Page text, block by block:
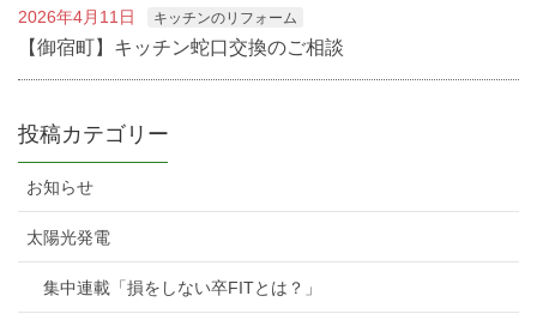
2026年4月11日 キッチンのリフォーム
【御宿町】キッチン蛇口交換のご相談
投稿カテゴリー
お知らせ
太陽光発電
集中連載「損をしない卒FITとは？」